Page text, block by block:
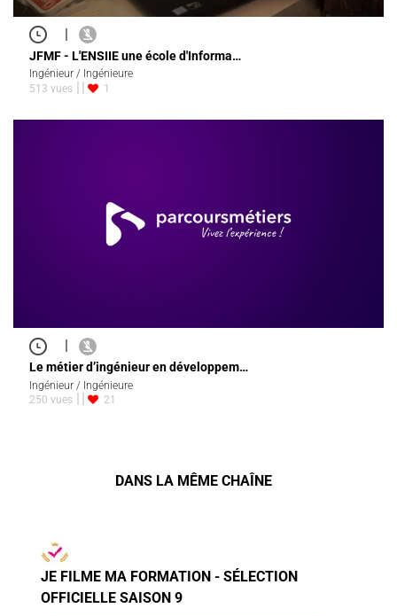
|
JFMF - L'ENSIIE une école d'Informa…
Ingénieur / Ingénieure
513 vues
1
|
Le métier d’ingénieur en développem…
Ingénieur / Ingénieure
250 vues
21
DANS LA MÊME CHAÎNE
JE FILME MA FORMATION - SÉLECTION
OFFICIELLE SAISON 9